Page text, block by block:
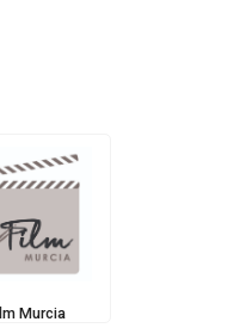
Murcia